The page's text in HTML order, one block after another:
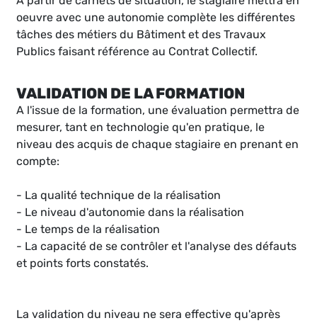
oeuvre avec une autonomie complète les différentes
tâches des métiers du Bâtiment et des Travaux
Publics faisant référence au Contrat Collectif.
VALIDATION DE LA FORMATION
A l'issue de la formation, une évaluation permettra de
mesurer, tant en technologie qu'en pratique, le
niveau des acquis de chaque stagiaire en prenant en
compte:
- La qualité technique de la réalisation
- Le niveau d'autonomie dans la réalisation
- Le temps de la réalisation
- La capacité de se contrôler et l'analyse des défauts
et points forts constatés.
La validation du niveau ne sera effective qu'après